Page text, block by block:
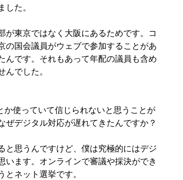
た。
が東京ではなく大阪にあるためです。コ
の国会議員がウェブで参加することがあ
んです。それもあって年配の議員も含め
でした。
使っていて信じられないと思うことが
ぜデジタル対応が遅れてきたんですか？
と思うんですけど、僕は究極的にはデジ
います。オンラインで審議や採決ができ
ネット選挙です。